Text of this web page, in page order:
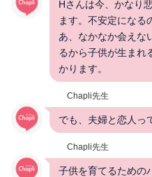
Hさんは今、かなり
ます。不安定になる
あ、なかなか会え
るから子供が生まれ
かります。
Chapli先生
でも、夫婦と恋人っ
Chapli先生
子供を育てるための